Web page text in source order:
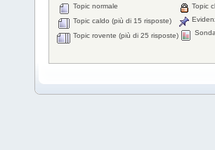
Topic normale
Topic caldo (più di 15 risposte)
Topic rovente (più di 25 risposte)
Topic